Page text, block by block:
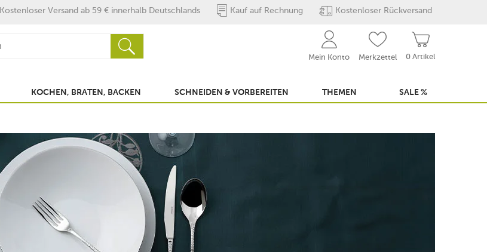
Kostenloser Versand ab 59 € innerhalb Deutschlands Kauf auf Rechnung Kostenloser Rückversand
0 Artikel
Mein Konto Merkzettel
KOCHEN, BRATEN, BACKEN SCHNEIDEN & VORBEREITEN THEMEN SALE %